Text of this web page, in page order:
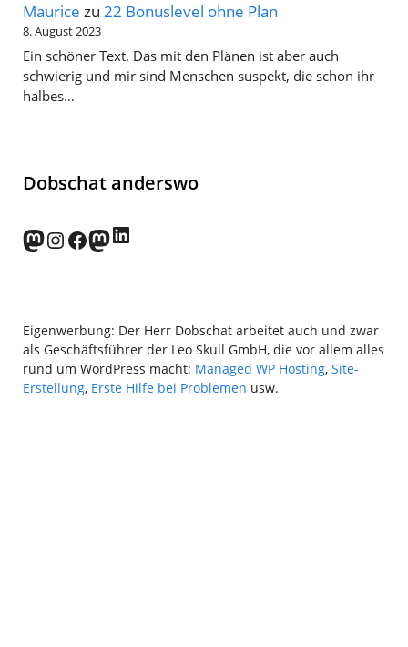
Maurice zu 22 Bonuslevel ohne Plan
8. August 2023
Ein schöner Text. Das mit den Plänen ist aber auch
schwierig und mir sind Menschen suspekt, die schon ihr
halbes…
Dobschat anderswo
norden.social
Instagram
Facebook
wp-punks.social
LinkedIn
Eigenwerbung: Der Herr Dobschat arbeitet auch und zwar
als Geschäftsführer der Leo Skull GmbH, die vor allem alles
rund um WordPress macht: Managed WP Hosting, Site-
Erstellung, Erste Hilfe bei Problemen usw.